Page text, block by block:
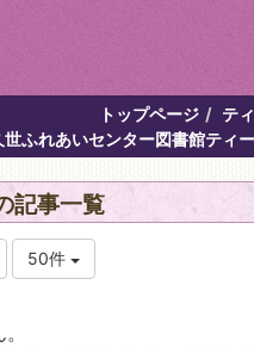
トップページ
テ
世ふれあいセンター図書館ティ
記事一覧
50件